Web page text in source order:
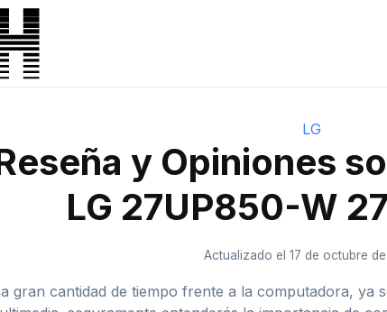
LG
y Opiniones
LG 27UP850-W
Actualizado el 17 de octubre
gran cantidad de tiempo frente a la computadora, ya